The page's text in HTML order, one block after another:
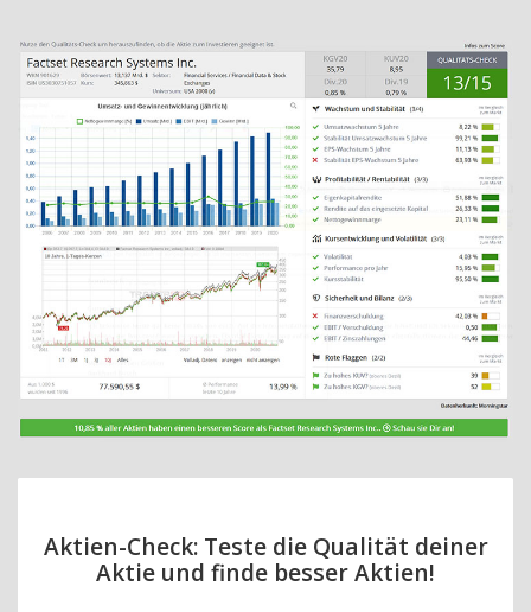
Aktien-Check: Teste die Qualität deiner
Aktie und finde besser Aktien!